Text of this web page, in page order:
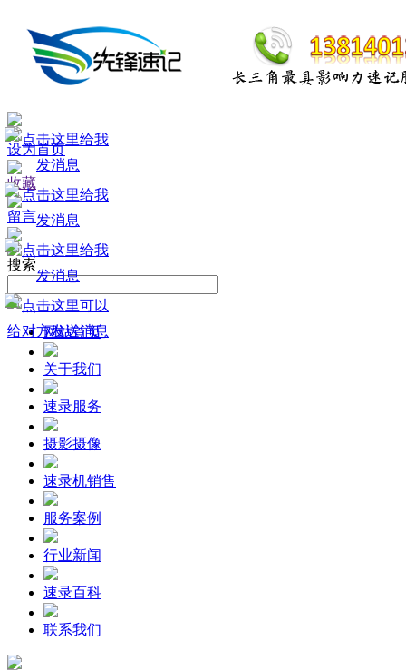
设为首页
收藏
留言
搜索
网站首页
关于我们
速录服务
摄影摄像
速录机销售
服务案例
行业新闻
速录百科
联系我们